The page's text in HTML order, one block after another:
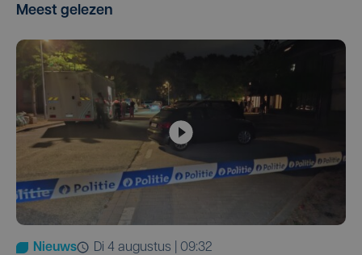
Meest gelezen
Nieuws
di 4 augustus | 09:32